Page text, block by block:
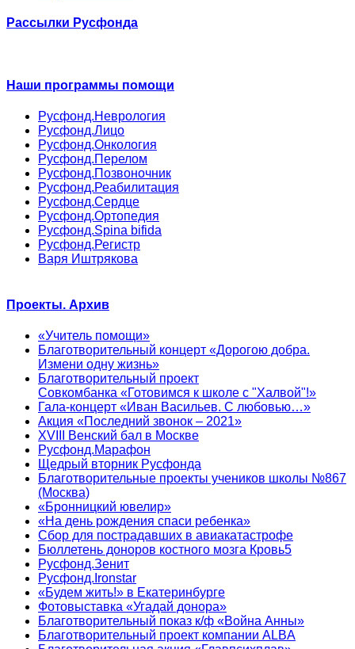
Рассылки Русфонда
Наши программы помощи
Русфонд.Неврология
Русфонд.Лицо
Русфонд.Онкология
Русфонд.Перелом
Русфонд.Позвоночник
Русфонд.Реабилитация
Русфонд.Сердце
Русфонд.Ортопедия
Русфонд.Spina bifida
Русфонд.Регистр
Варя Иштрякова
Проекты. Архив
«Учитель помощи»
Благотворительный концерт «Дорогою добра.
Измени одну жизнь»
Благотворительный проект
Совкомбанка «Готовимся к школе с "Халвой"!»
Гала-концерт «Иван Васильев. С любовью…»
Акция «Последний звонок – 2021»
XVIII Венский бал в Москве
Русфонд.Марафон
Щедрый вторник Русфонда
Благотворительные проекты учеников школы №867
(Москва)
«Бронницкий ювелир»
«На день рождения спаси ребенка»
Сбор для пострадавших в авиакатастрофе
Бюллетень доноров костного мозга Кровь5
Русфонд.Зенит
Русфонд.Ironstar
«Будем жить!» в Екатеринбурге
Фотовыставка «Угадай донора»
Благотворительный показ к/ф «Война Анны»
Благотворительный проект компании ALBA